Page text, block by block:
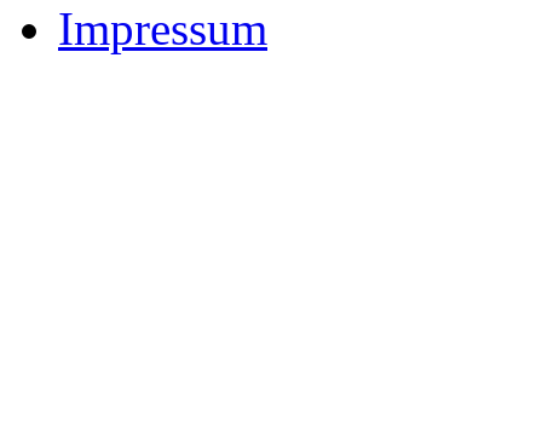
Impressum